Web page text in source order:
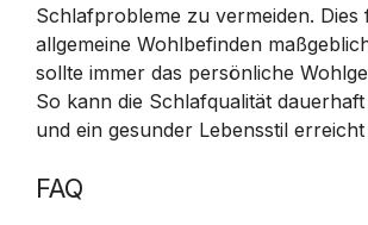
Schlafprobleme zu vermeiden. Dies
allgemeine Wohlbefinden
sollte immer das persönliche
So kann die Schlafqualität
und ein gesunder Lebensstil
FAQ